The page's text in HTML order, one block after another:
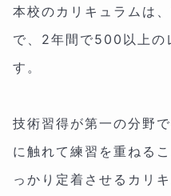
本校のカリキュラムは
で、2年間で500以上の
す。
技術習得が第一の分野
に触れて練習を重ねる
っかり定着させるカリ